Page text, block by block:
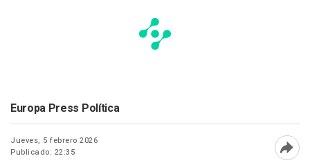
Europa Press Política
Jueves, 5 febrero 2026
Publicado: 22:35